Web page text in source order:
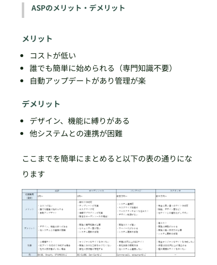
ASPのメリット・デメリット
メリット
コストが低い
誰でも簡単に始められる（専門知識不要）
自動アップデートがあり管理が楽
デメリット
デザイン、機能に縛りがある
他システムとの連携が困難
ここまでを簡単にまとめると以下の表の通りにな
ります